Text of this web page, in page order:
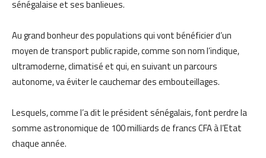
sénégalaise et ses banlieues.
Au grand bonheur des populations qui vont bénéficier d’un
moyen de transport public rapide, comme son nom l’indique,
ultramoderne, climatisé et qui, en suivant un parcours
autonome, va éviter le cauchemar des embouteillages.
Lesquels, comme l’a dit le président sénégalais, font perdre la
somme astronomique de 100 milliards de francs CFA à l’Etat
chaque année.